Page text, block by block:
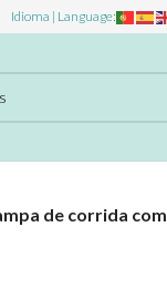
Idioma | Language:
de corrida com